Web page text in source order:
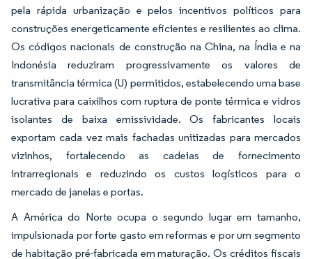
pela rápida urbanização e pelos incentivos políticos para
construções energeticamente eficientes e resilientes ao clima.
Os códigos nacionais de construção na China, na Índia e na
Indonésia reduziram progressivamente os valores de
transmitância térmica (U) permitidos, estabelecendo uma base
lucrativa para caixilhos com ruptura de ponte térmica e vidros
isolantes de baixa emissividade. Os fabricantes locais
exportam cada vez mais fachadas unitizadas para mercados
vizinhos, fortalecendo as cadeias de fornecimento
intrarregionais e reduzindo os custos logísticos para o
mercado de janelas e portas.
A América do Norte ocupa o segundo lugar em tamanho,
impulsionada por forte gasto em reformas e por um segmento
de habitação pré-fabricada em maturação. Os créditos fiscais